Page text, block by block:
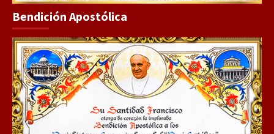
Bendición Apostólica